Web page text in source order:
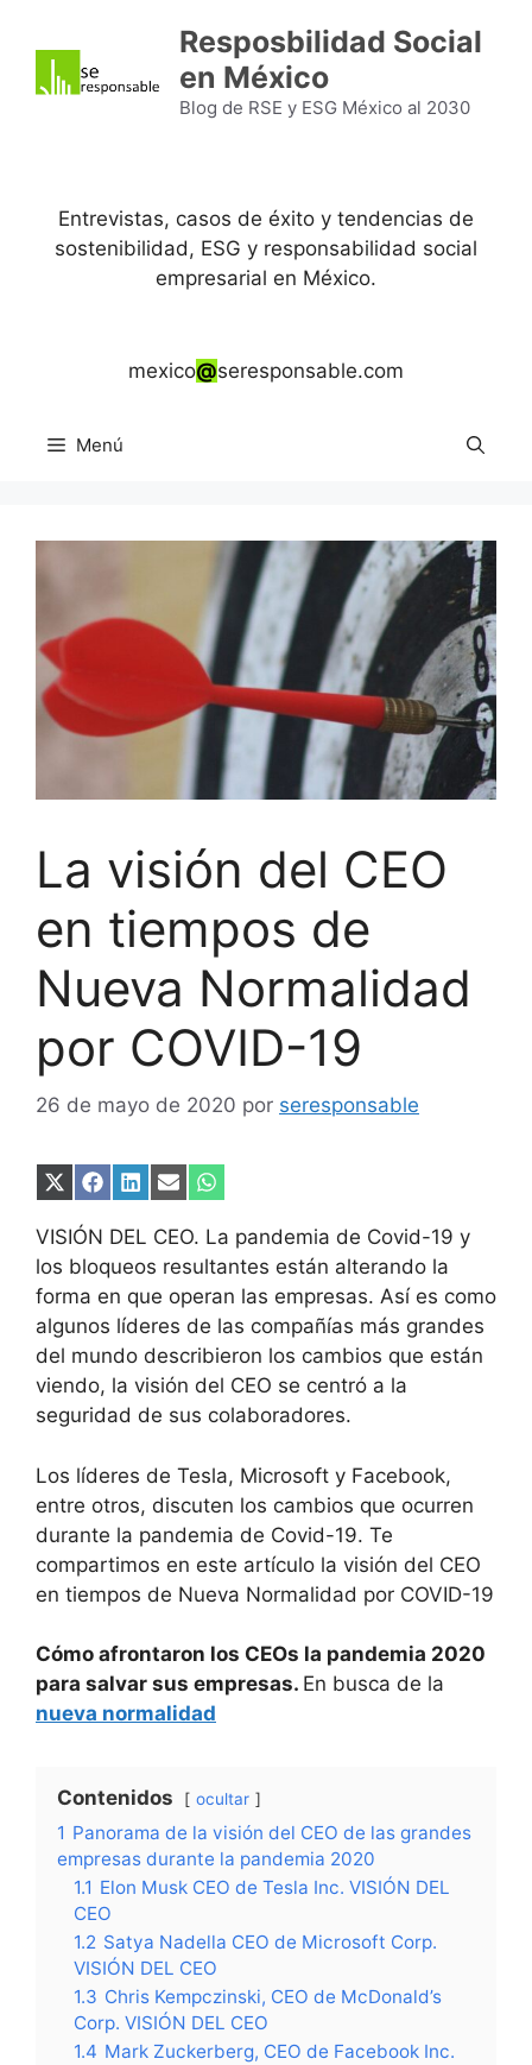
contenido
Resposbilidad Social
en México
Blog de RSE y ESG México al 2030
Entrevistas, casos de éxito y tendencias de
sostenibilidad, ESG y responsabilidad social
empresarial en México.
mexico@seresponsable.com
Menú
La visión del CEO
en tiempos de
Nueva Normalidad
por COVID-19
26 de mayo de 2020 por seresponsable
Compartir
X
(Twitter)
Compartir
Facebook
Compartir
LinkedIn
Compartir
Email
Compartir
WhatsApp
VISIÓN DEL CEO. La pandemia de Covid-19 y
los bloqueos resultantes están alterando la
forma en que operan las empresas. Así es como
algunos líderes de las compañías más grandes
del mundo describieron los cambios que están
viendo, la visión del CEO se centró a la
seguridad de sus colaboradores.
Los líderes de Tesla, Microsoft y Facebook,
entre otros, discuten los cambios que ocurren
durante la pandemia de Covid-19. Te
compartimos en este artículo la visión del CEO
en tiempos de Nueva Normalidad por COVID-19
Cómo afrontaron los CEOs la pandemia 2020
para salvar sus empresas. En busca de la
nueva normalidad
Contenidos ocultar
1 Panorama de la visión del CEO de las grandes
empresas durante la pandemia 2020
1.1 Elon Musk CEO de Tesla Inc. VISIÓN DEL
CEO
1.2 Satya Nadella CEO de Microsoft Corp.
VISIÓN DEL CEO
1.3 Chris Kempczinski, CEO de McDonald’s
Corp. VISIÓN DEL CEO
1.4 Mark Zuckerberg, CEO de Facebook Inc.